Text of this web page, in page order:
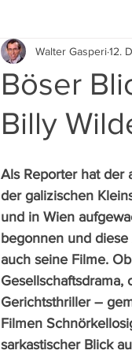
Böser
Billy
Walter Gasperi12.
Als Reporter hat der
der galizischen
und in Wien
begonnen und
auch seine Filme.
Gesellschaftsdrama,
Gerichtsthriller –
Filmen
sarkastischer Blick